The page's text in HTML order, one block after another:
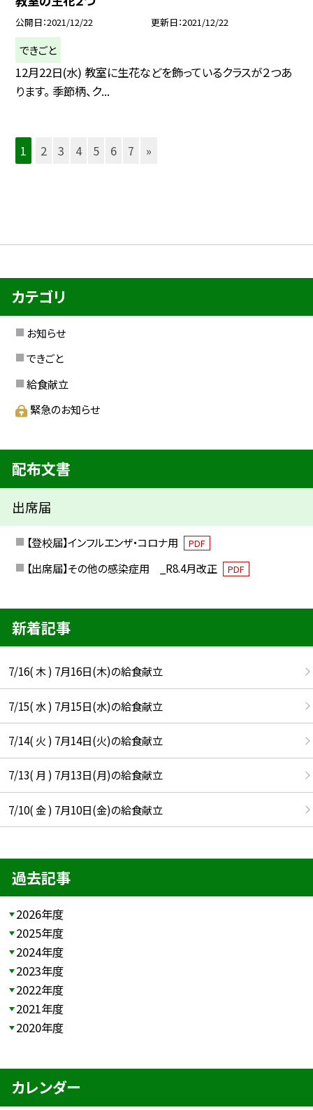
公開日 2021/12/22 更新日 2021/12/22
できごと
12月22日(水) 教室に生花などを飾っているクラスが２つあ
ります。 季節柄、ク...
1 2 3 4 5 6 7 »
カテゴリ
お知らせ
できごと
給食献立
緊急のお知らせ
配布文書
出席届
【登校届】インフルエンザ・コロナ用 PDF
【出席届】その他の感染症用 _R8.4月改正 PDF
新着記事
7/16( 木 ) 7月16日(木)の給食献立
7/15( 水 ) 7月15日(水)の給食献立
7/14( 火 ) 7月14日(火)の給食献立
7/13( 月 ) 7月13日(月)の給食献立
7/10( 金 ) 7月10日(金)の給食献立
過去記事
2026年度
2025年度
2024年度
2023年度
2022年度
2021年度
2020年度
カレンダー